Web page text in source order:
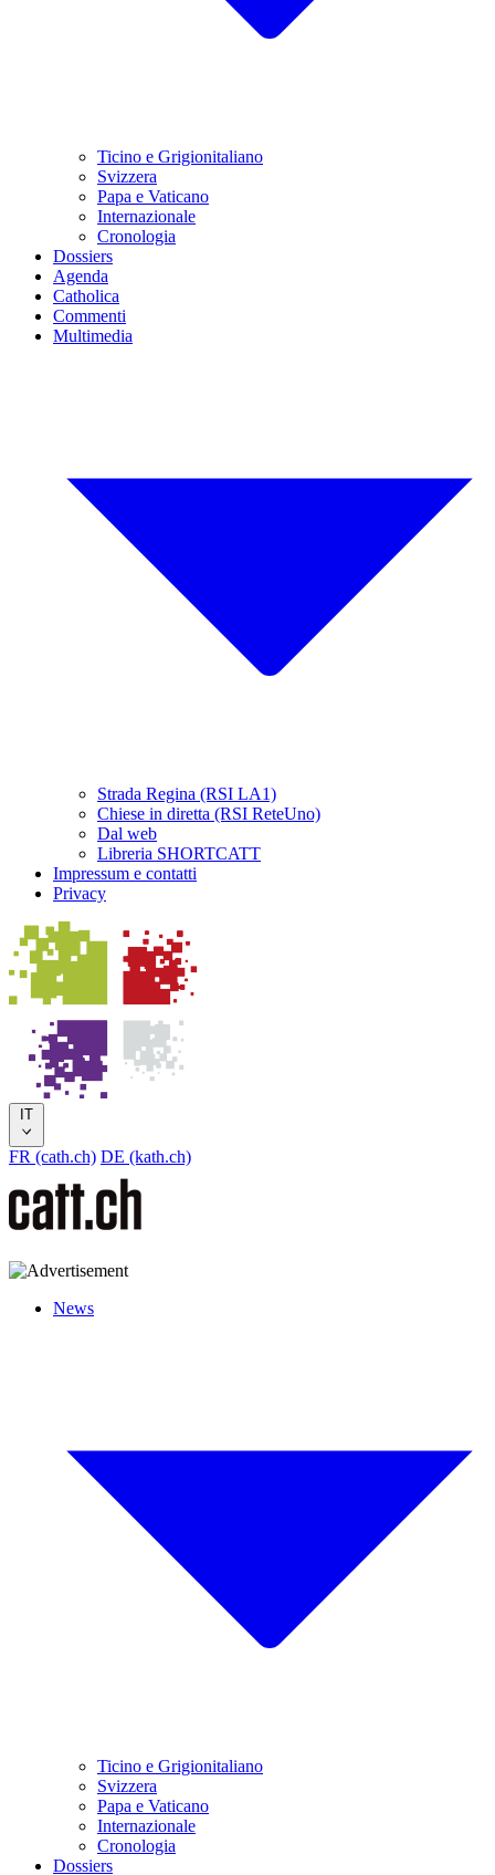
Ticino e Grigionitaliano
Svizzera
Papa e Vaticano
Internazionale
Cronologia
Dossiers
Agenda
Catholica
Commenti
Multimedia
Strada Regina (RSI LA1)
Chiese in diretta (RSI ReteUno)
Dal web
Libreria SHORTCATT
Impressum e contatti
Privacy
IT
FR (cath.ch) DE (kath.ch)
News
Ticino e Grigionitaliano
Svizzera
Papa e Vaticano
Internazionale
Cronologia
Dossiers